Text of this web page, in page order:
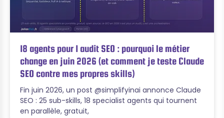
18 agents pour 1 audit SEO : pourquoi le métier
change en juin 2026 (et comment je teste Claude
SEO contre mes propres skills)
Fin juin 2026, un post @simplifyinai annonce Claude
SEO : 25 sub-skills, 18 specialist agents qui tournent
en parallèle, gratuit,